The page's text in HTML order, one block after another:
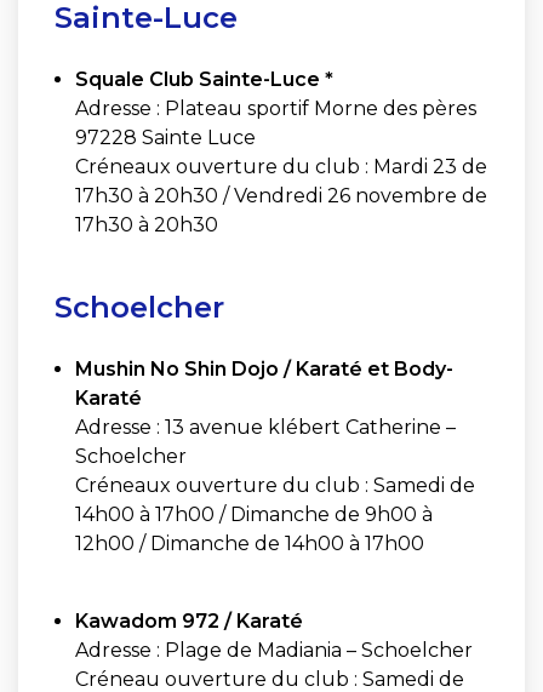
Sainte-Luce
Squale Club Sainte-Luce *
Adresse : Plateau sportif Morne des pères
97228 Sainte Luce
Créneaux ouverture du club : Mardi 23 de
17h30 à 20h30 / Vendredi 26 novembre de
17h30 à 20h30
Schoelcher
Mushin No Shin Dojo / Karaté et Body-
Karaté
Adresse : 13 avenue klébert Catherine –
Schoelcher
Créneaux ouverture du club : Samedi de
14h00 à 17h00 / Dimanche de 9h00 à
12h00 / Dimanche de 14h00 à 17h00
Kawadom 972 / Karaté
Adresse : Plage de Madiania – Schoelcher
Créneau ouverture du club : Samedi de